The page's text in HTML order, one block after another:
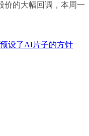
价的大幅回调，本周一
设了AI片子的方针